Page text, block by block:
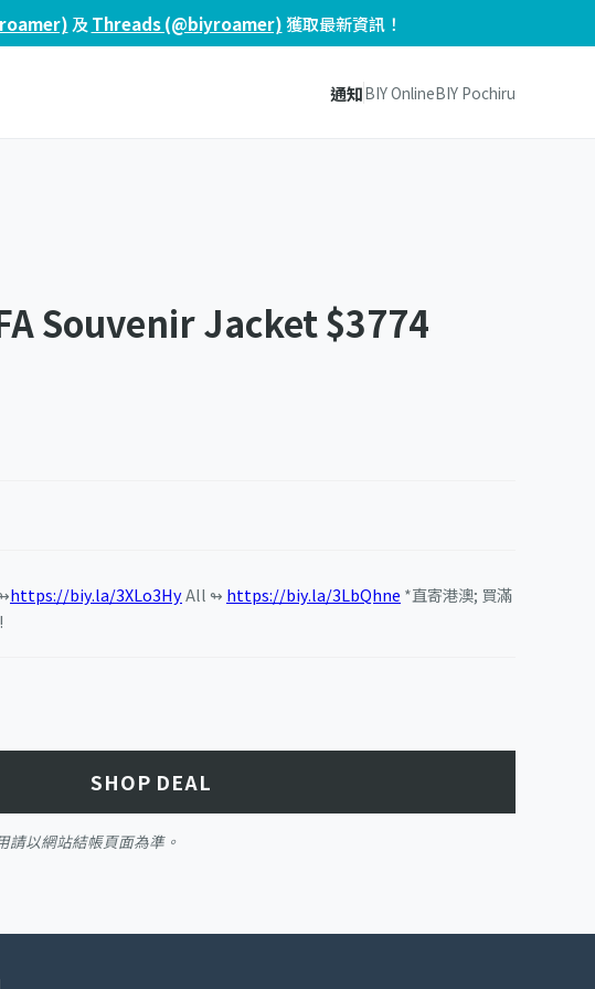
及 Threads (@biyroamer)獲取最新資訊！
通知BIY OnlineBIY Pochiru
Souvenir Jacket $3774
https://biy.la/3XLo3HyAll ↬ https://biy.la/3LbQhne *直寄港澳; 買滿
SHOP DEAL
請以網站結帳頁面為準。